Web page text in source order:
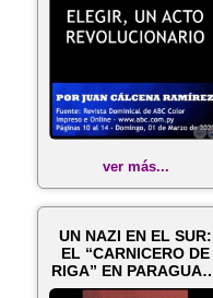
ver más...
UN NAZI EN EL SUR:
EL “CARNICERO DE
RIGA” EN PARAGUAY
Autor: JU...